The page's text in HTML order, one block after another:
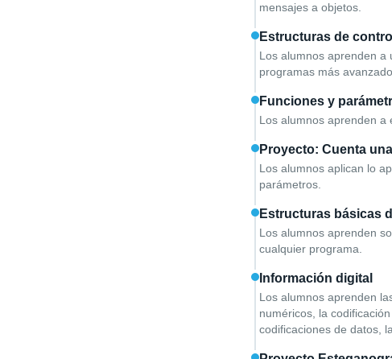
mensajes a objetos.
Estructuras de
Los alumnos aprenden a
programas más
Funciones y
Los alumnos aprenden a
Proyecto: Cuenta
Los alumnos aplican lo
parámetros.
Estructuras básicas
Los alumnos aprenden
cualquier programa.
Información digital
Los alumnos aprenden
numéricos, la
codificaciones de datos,